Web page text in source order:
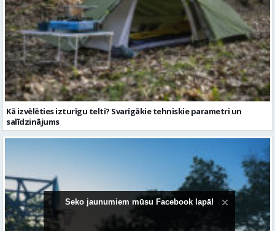
Kā izvēlēties izturīgu telti? Svarīgākie tehniskie parametri un
salīdzinājums
Seko jaunumiem mūsu Facebook lapā!